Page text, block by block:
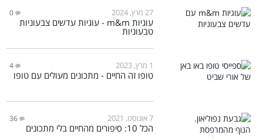
27 מרץ, 2024 0
עוגיות m&m - עוגיות עדשים צבעוניות
טבעוניות
1 מרץ, 2023 4
טופו זה החיים - מתכונים מעולים עם טופו
7 אוגוסט, 2021 36
הכל 10: סיפורים מהחיים בלי מתכונים